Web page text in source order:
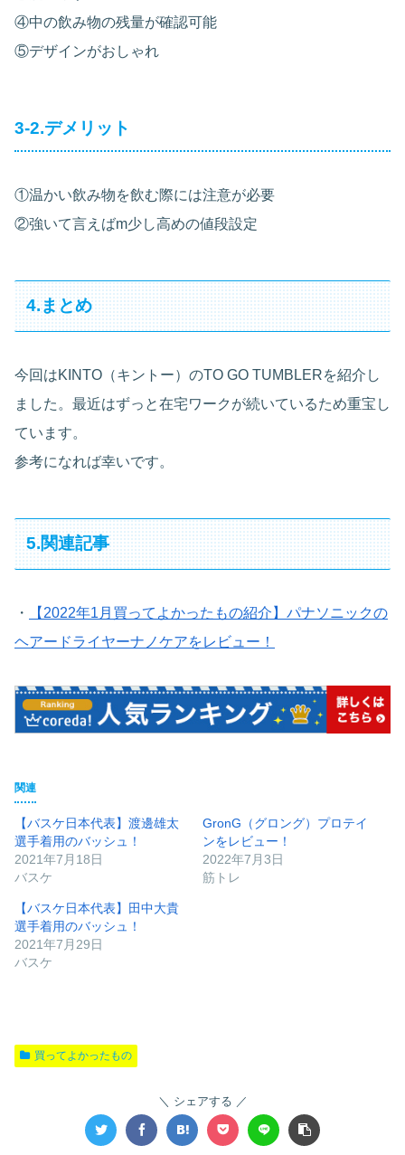
④中の飲み物の残量が確認可能
⑤デザインがおしゃれ
3-2.デメリット
①温かい飲み物を飲む際には注意が必要
②強いて言えばm少し高めの値段設定
4.まとめ
今回はKINTO（キントー）のTO GO TUMBLERを紹介し
ました。最近はずっと在宅ワークが続いているため重宝し
ています。
参考になれば幸いです。
5.関連記事
・
【2022年1月買ってよかったもの紹介】パナソニックの
ヘアードライヤーナノケアをレビュー！
関連
【バスケ日本代表】渡邊雄太
選手着用のバッシュ！
2021年7月18日
バスケ
GronG（グロング）プロテイ
ンをレビュー！
2022年7月3日
筋トレ
【バスケ日本代表】田中大貴
選手着用のバッシュ！
2021年7月29日
バスケ
買ってよかったもの
シェアする